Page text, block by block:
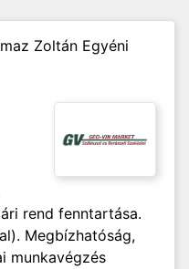
Zoltán Egyéni
rend fenntartása.
Megbízhatóság,
munkavégzés